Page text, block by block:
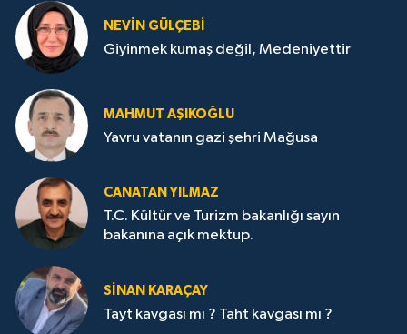
NEVİN GÜLÇEBİ
Giyinmek kumaş değil, Medeniyettir
MAHMUT AŞIKOĞLU
Yavru vatanın gazi şehri Mağusa
CANATAN YILMAZ
T.C. Kültür ve Turizm bakanlığı sayın
bakanına açık mektup.
SİNAN KARAÇAY
Tayt kavgası mı ? Taht kavgası mı ?